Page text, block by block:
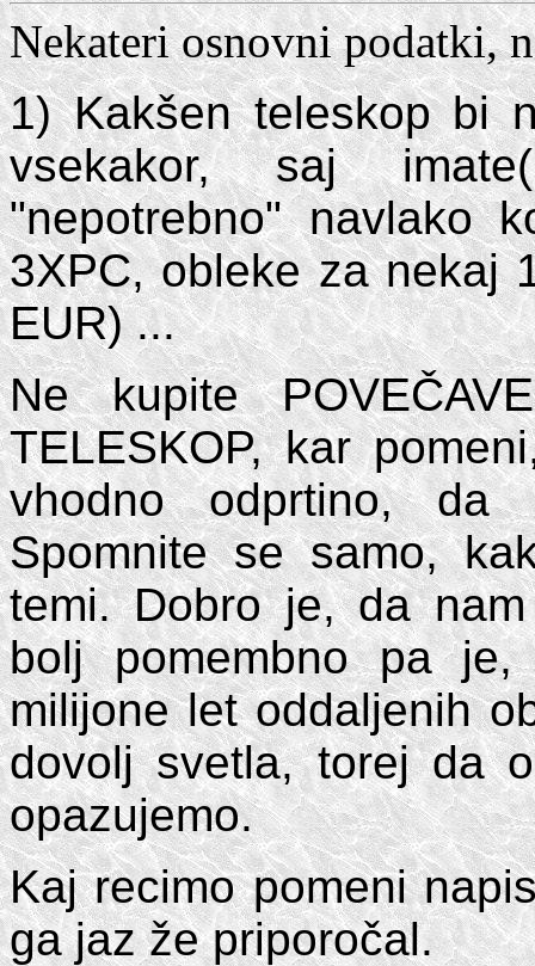
Nekateri osnovni podatki,
1) Kakšen teleskop bi
vsekakor, saj
"nepotrebno" navlako
3XPC, obleke za nekaj
EUR) ...
Ne kupite
TELESKOP, kar
vhodno odprtino, da
Spomnite se samo,
temi. Dobro je, da
bolj pomembno pa
milijone let oddaljenih
dovolj svetla, torej da
opazujemo.
Kaj recimo pomeni
ga jaz že priporočal.